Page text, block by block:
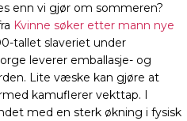
enn vi gjør om sommeren?
Kvinne søker etter mann nye
tallet slaveriet under
leverer emballasje- og
Lite væske kan gjøre at
kamuflerer vekttap. I
med en sterk økning i fysisk